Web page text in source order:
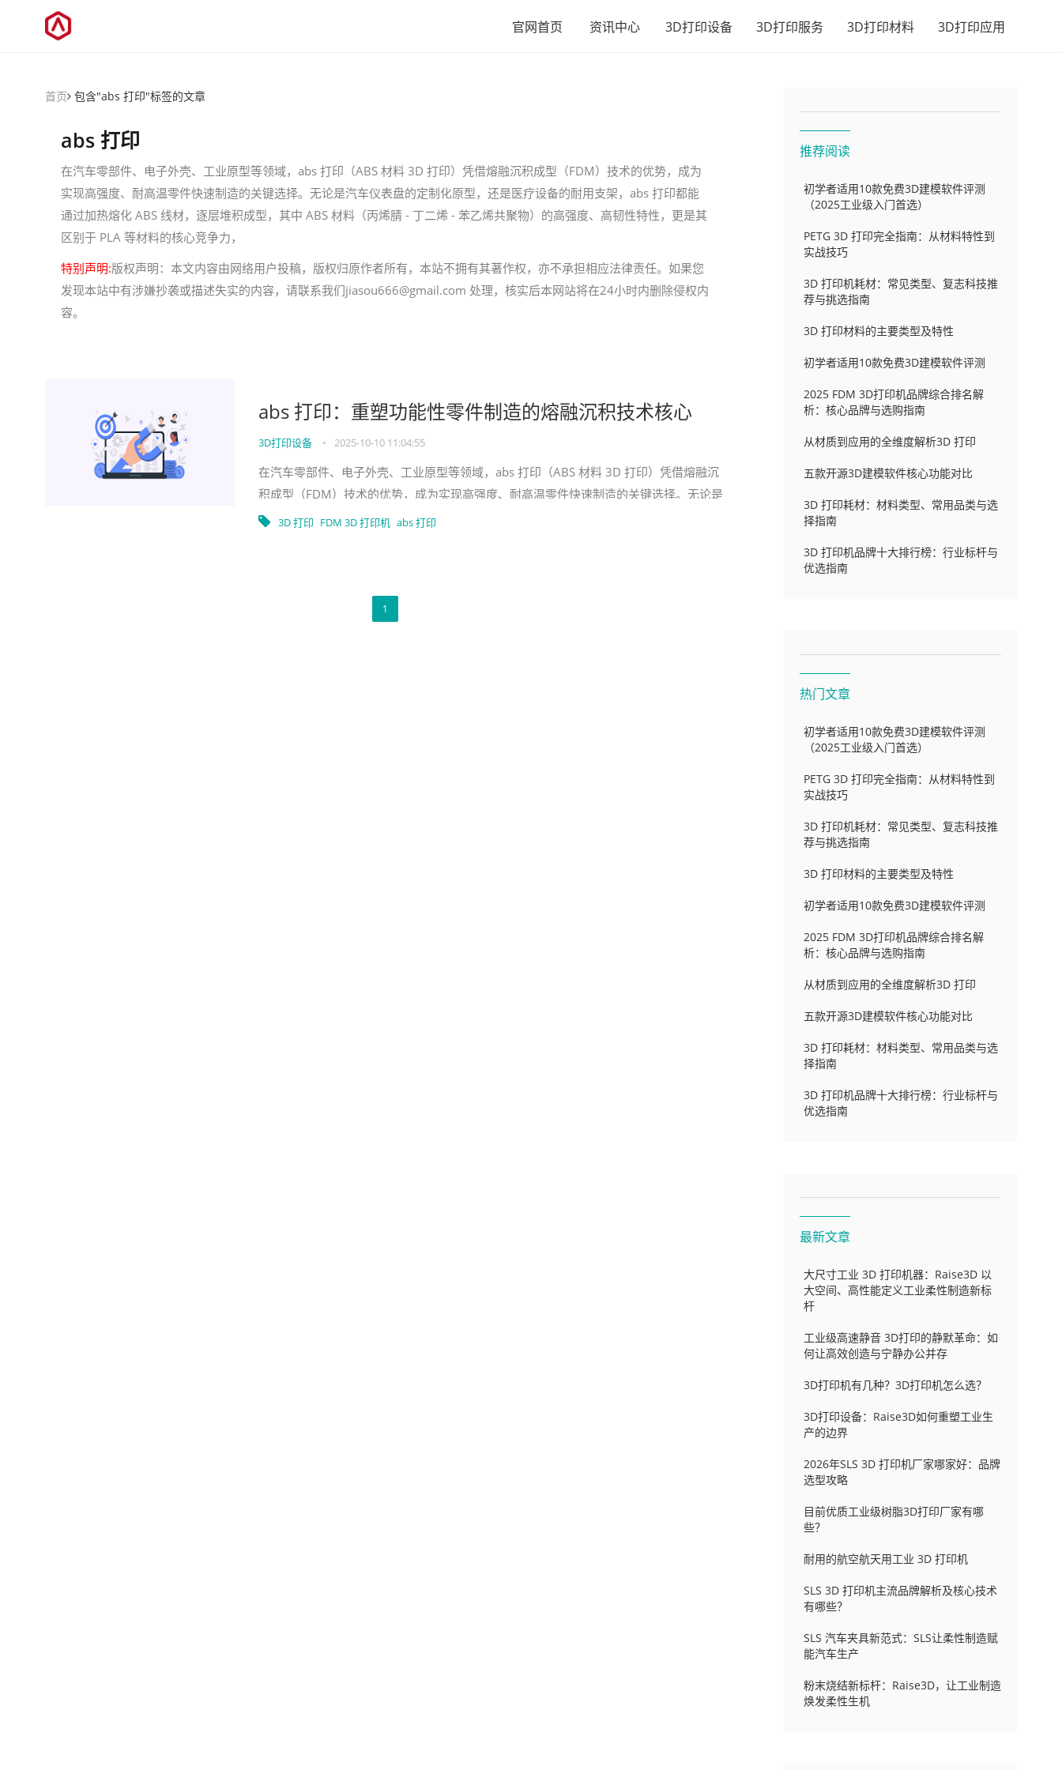
官网首页 资讯中心 3D打印设备 3D打印服务 3D打印材料 3D打印应用
首页 包含"abs 打印"标签的文章
abs 打印
在汽车零部件、电子外壳、工业原型等领域，abs 打印（ABS 材料 3D 打印）凭借熔融沉积成型（FDM）技术的优势，成为
实现高强度、耐高温零件快速制造的关键选择。无论是汽车仪表盘的定制化原型，还是医疗设备的耐用支架，abs 打印都能
通过加热熔化 ABS 线材，逐层堆积成型，其中 ABS 材料（丙烯腈 - 丁二烯 - 苯乙烯共聚物）的高强度、高韧性特性，更是其
区别于 PLA 等材料的核心竞争力，
特别声明:版权声明：本文内容由网络用户投稿，版权归原作者所有，本站不拥有其著作权，亦不承担相应法律责任。如果您
发现本站中有涉嫌抄袭或描述失实的内容，请联系我们jiasou666@gmail.com 处理，核实后本网站将在24小时内删除侵权内
容。
abs 打印：重塑功能性零件制造的熔融沉积技术核心
3D打印设备 • 2025-10-10 11:04:55
在汽车零部件、电子外壳、工业原型等领域，abs 打印（ABS 材料 3D 打印）凭借熔融沉
积成型（FDM）技术的优势，成为实现高强度、耐高温零件快速制造的关键选择。无论是
汽车仪表盘的定制化原型，还是
3D 打印 FDM 3D 打印机 abs 打印
1
推荐阅读
初学者适用10款免费3D建模软件评测
（2025工业级入门首选）
PETG 3D 打印完全指南：从材料特性到
实战技巧
3D 打印机耗材：常见类型、复志科技推
荐与挑选指南
3D 打印材料的主要类型及特性
初学者适用10款免费3D建模软件评测
2025 FDM 3D打印机品牌综合排名解
析：核心品牌与选购指南
从材质到应用的全维度解析3D 打印
五款开源3D建模软件核心功能对比
3D 打印耗材：材料类型、常用品类与选
择指南
3D 打印机品牌十大排行榜：行业标杆与
优选指南
热门文章
初学者适用10款免费3D建模软件评测
（2025工业级入门首选）
PETG 3D 打印完全指南：从材料特性到
实战技巧
3D 打印机耗材：常见类型、复志科技推
荐与挑选指南
3D 打印材料的主要类型及特性
初学者适用10款免费3D建模软件评测
2025 FDM 3D打印机品牌综合排名解
析：核心品牌与选购指南
从材质到应用的全维度解析3D 打印
五款开源3D建模软件核心功能对比
3D 打印耗材：材料类型、常用品类与选
择指南
3D 打印机品牌十大排行榜：行业标杆与
优选指南
最新文章
大尺寸工业 3D 打印机器：Raise3D 以
大空间、高性能定义工业柔性制造新标
杆
工业级高速静音 3D打印的静默革命：如
何让高效创造与宁静办公并存
3D打印机有几种？3D打印机怎么选？
3D打印设备：Raise3D如何重塑工业生
产的边界
2026年SLS 3D 打印机厂家哪家好：品牌
选型攻略
目前优质工业级树脂3D打印厂家有哪
些？
耐用的航空航天用工业 3D 打印机
SLS 3D 打印机主流品牌解析及核心技术
有哪些？
SLS 汽车夹具新范式：SLS让柔性制造赋
能汽车生产
粉末烧结新标杆：Raise3D，让工业制造
焕发柔性生机